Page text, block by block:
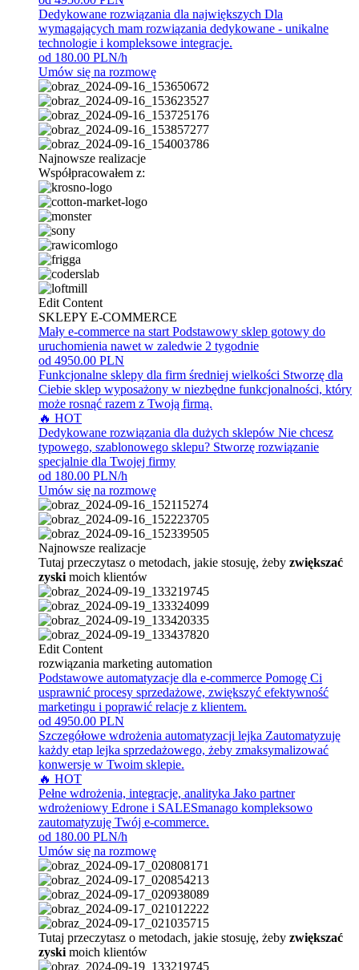
Dedykowane rozwiązania dla największych Dla
wymagających mam rozwiązania dedykowane - unikalne
technologie i kompleksowe integracje.
od 180.00 PLN/h
Umów się na rozmowę
Najnowsze realizacje
Współpracowałem z:
Edit Content
SKLEPY E-COMMERCE
Mały e-commerce na start Podstawowy sklep gotowy do
uruchomienia nawet w zaledwie 2 tygodnie
od 4950.00 PLN
Funkcjonalne sklepy dla firm średniej wielkości Stworzę dla
Ciebie sklep wyposażony w niezbędne funkcjonalności, który
może rosnąć razem z Twoją firmą.
🔥 HOT
Dedykowane rozwiązania dla dużych sklepów Nie chcesz
typowego, szablonowego sklepu? Stworzę rozwiązanie
specjalnie dla Twojej firmy
od 180.00 PLN/h
Umów się na rozmowę
Najnowsze realizacje
Tutaj przeczytasz o metodach, jakie stosuję, żeby zwiększać
zyski moich klientów
Edit Content
rozwiązania marketing automation
Podstawowe automatyzacje dla e-commerce Pomogę Ci
usprawnić procesy sprzedażowe, zwiększyć efektywność
marketingu i poprawić relacje z klientem.
od 4950.00 PLN
Szczegółowe wdrożenia automatyzacji lejka Zautomatyzuję
każdy etap lejka sprzedażowego, żeby zmaksymalizować
konwersje w Twoim sklepie.
🔥 HOT
Pełne wdrożenia, integracje, analityka Jako partner
wdrożeniowy Edrone i SALESmanago kompleksowo
zautomatyzuję Twój e-commerce.
od 180.00 PLN/h
Umów się na rozmowę
Tutaj przeczytasz o metodach, jakie stosuję, żeby zwiększać
zyski moich klientów